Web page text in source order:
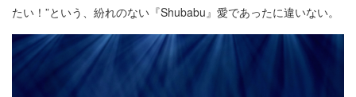
たい！”という、紛れのない『Shubabu』愛であったに違いない。